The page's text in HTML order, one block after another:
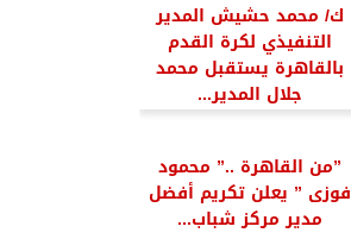
ك/ محمد حشيش المدير
التنفيذي لكرة القدم
بالقاهرة يستقبل محمد
جلال المدير...
”من القاهرة ..” محمود
فوزى ” يعلن تكريم أفضل
مدير مركز شباب...